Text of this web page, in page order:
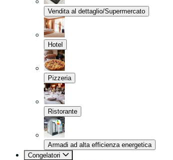
Vendita al dettaglio/Supermercato
Hotel
Pizzeria
Ristorante
Armadi ad alta efficienza energetica
Congelatori